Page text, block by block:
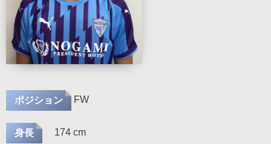
ポジション FW
身長 174 cm